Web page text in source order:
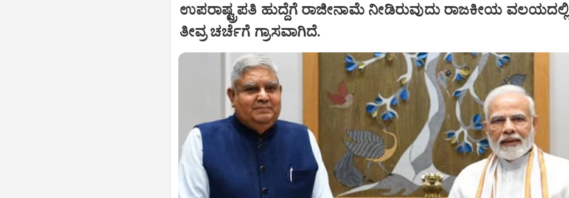
ಉಪರಾಷ್ಟ್ರಪತಿ ಹುದ್ದೆಗೆ ರಾಜೀನಾಮೆ ನೀಡಿರುವುದು ರಾಜಕೀಯ ವಲಯದಲ್ಲಿ
ತೀವ್ರ ಚರ್ಚೆಗೆ ಗ್ರಾಸವಾಗಿದೆ.